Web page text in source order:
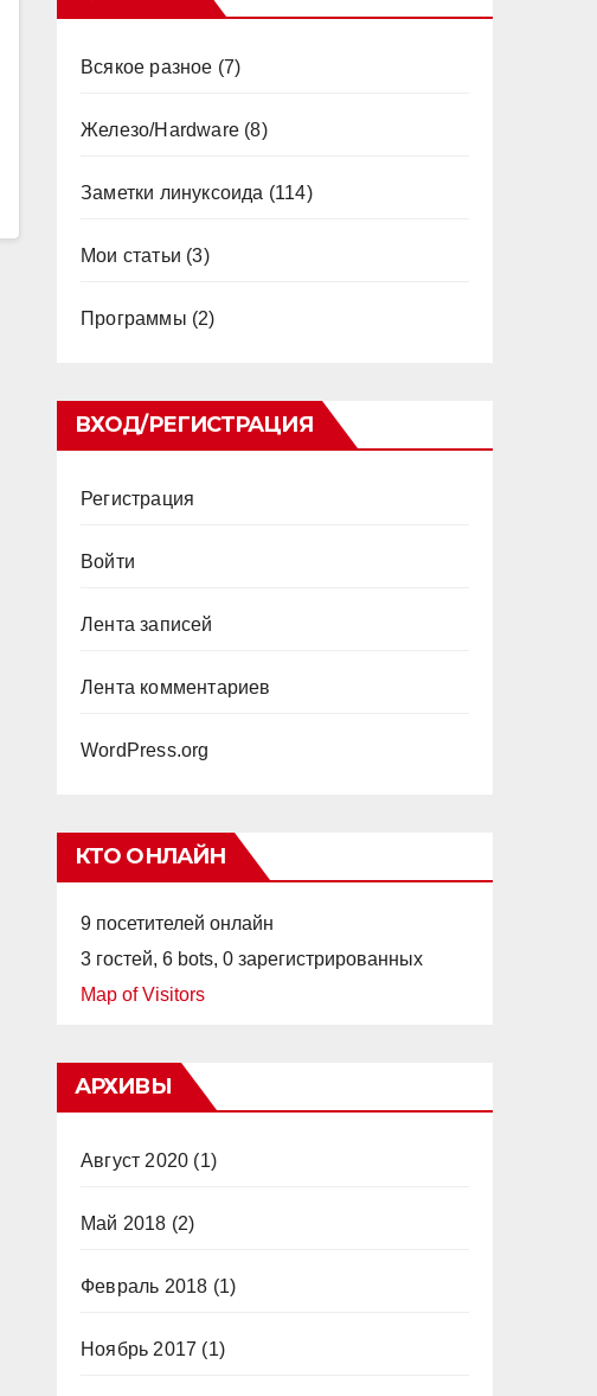
Всякое разное (7)
Железо/Hardware (8)
Заметки линуксоида (114)
Мои статьи (3)
Программы (2)
ВХОД/РЕГИСТРАЦИЯ
Регистрация
Войти
Лента записей
Лента комментариев
WordPress.org
КТО ОНЛАЙН
9 посетителей онлайн
3 гостей, 6 bots, 0 зарегистрированных
Map of Visitors
АРХИВЫ
Август 2020 (1)
Май 2018 (2)
Февраль 2018 (1)
Ноябрь 2017 (1)